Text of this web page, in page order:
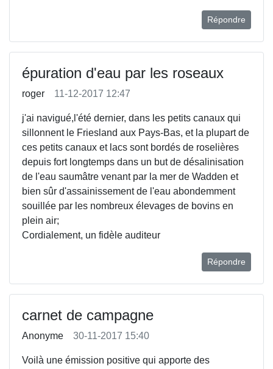
Répondre
épuration d'eau par les roseaux
roger 11-12-2017 12:47
j'ai navigué,l'été dernier, dans les petits canaux qui
sillonnent le Friesland aux Pays-Bas, et la plupart de
ces petits canaux et lacs sont bordés de roselières
depuis fort longtemps dans un but de désalinisation
de l'eau saumâtre venant par la mer de Wadden et
bien sûr d'assainissement de l'eau abondemment
souillée par les nombreux élevages de bovins en
plein air;
Cordialement, un fidèle auditeur
Répondre
carnet de campagne
Anonyme 30-11-2017 15:40
Voilà une émission positive qui apporte des